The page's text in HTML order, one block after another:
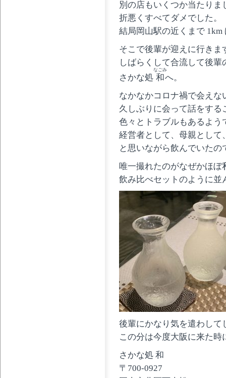
別の店もいくつか当たりま
折悪くすべてダメでした。
結局岡山駅の近くまで
そこで後輩が迎えに行きま
しばらくして合流して後
さかな処 和
なごみ
へ。
なかなかコロナ禍で会えな
久しぶりに会って話をする
色々とトラブルもあるよう
経営者として、母親とし
と思いながら飲んでいた
唯一撮れたのがなぜかほぼ
飲み比べセットのように
後輩にかなり気を遣わし
この分は今度大阪に来た
さかな処 和
〒700-0927